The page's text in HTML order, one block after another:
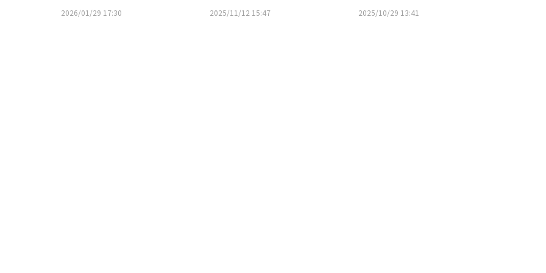
ル放送…2月のCSホームド
2026/01/29 17:30 2025/11/12 15:47 2025/10/29 13:41